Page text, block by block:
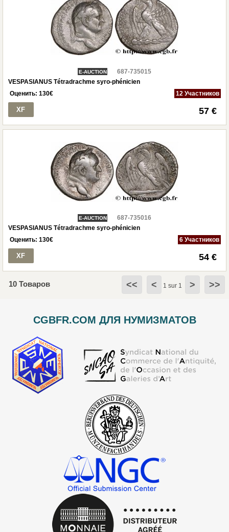
E-AUCTION
687-735015
VESPASIANUS Tétradrachme syro-phénicien
Оценить: 130€ 12 Участников
XF 57 €
E-AUCTION
687-735016
VESPASIANUS Tétradrachme syro-phénicien
Оценить: 130€ 6 Участников
XF 54 €
10 Товаров << < 1 sur 1 > >>
CGBFR.COM ДЛЯ НУМИЗМАТОВ